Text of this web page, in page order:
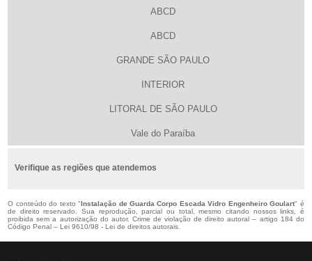
ABCD
ABCD
GRANDE SÃO PAULO
INTERIOR
LITORAL DE SÃO PAULO
Vale do Paraíba
Verifique as regiões que atendemos
O conteúdo do texto "Instalação de Guarda Corpo Escada Vidro Engenheiro Goulart" é
de direito reservado. Sua reprodução, parcial ou total, mesmo citando nossos links, é
proibida sem a autorização do autor. Crime de violação de direito autoral – artigo 184 do
Código Penal –Lei 9610/98 - Lei de direitos autorais